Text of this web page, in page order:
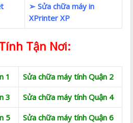
➢ Sửa chữa máy in
XPrinter XP
Tận Nơi:
1
Sửa chữa máy tính Quận 2
3
Sửa chữa máy tính Quận 4
5
Sửa chữa máy tính Quận 6